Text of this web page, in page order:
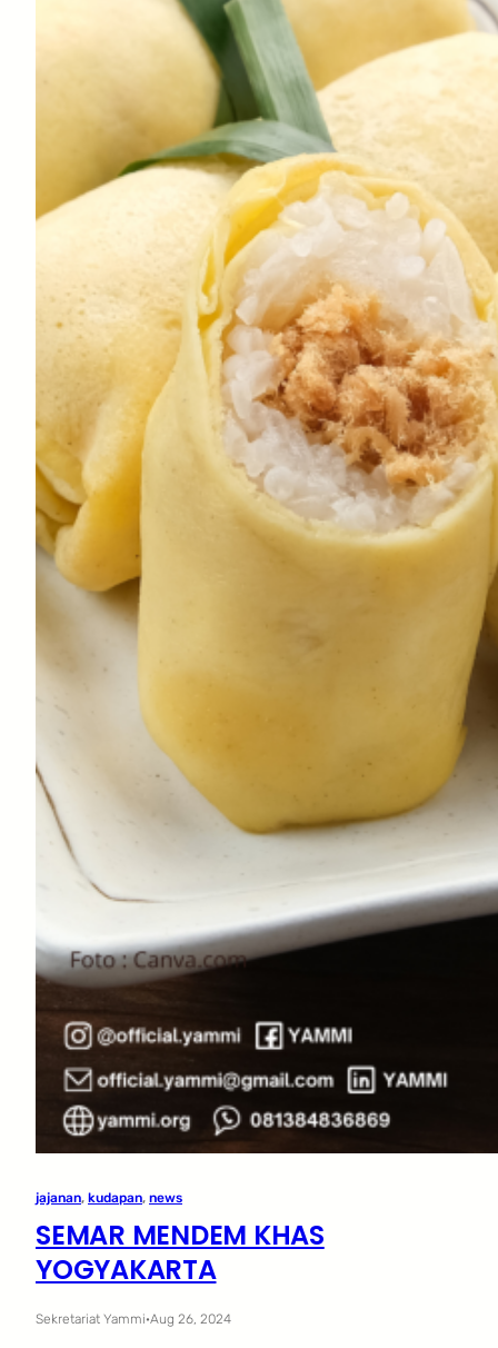
jajanan, kudapan, news
SEMAR MENDEM KHAS
YOGYAKARTA
Sekretariat Yammi·Aug 26, 2024